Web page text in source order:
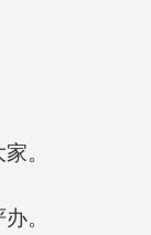
。
。